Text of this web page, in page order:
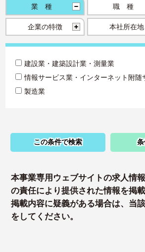
業種 職種
企業の特徴 本社所在地
建設業・建築設計業・測量業
情報サービス業・インターネット附随
製造業
この条件で検索
本事業専用ウェブサイトの求人情
の責任により提供された情報を掲載
掲載内容に疑義がある場合は、当
をしてください。